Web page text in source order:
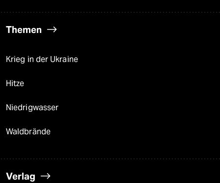
Themen
Krieg in der Ukraine
Hitze
Niedrigwasser
Waldbrände
Verlag